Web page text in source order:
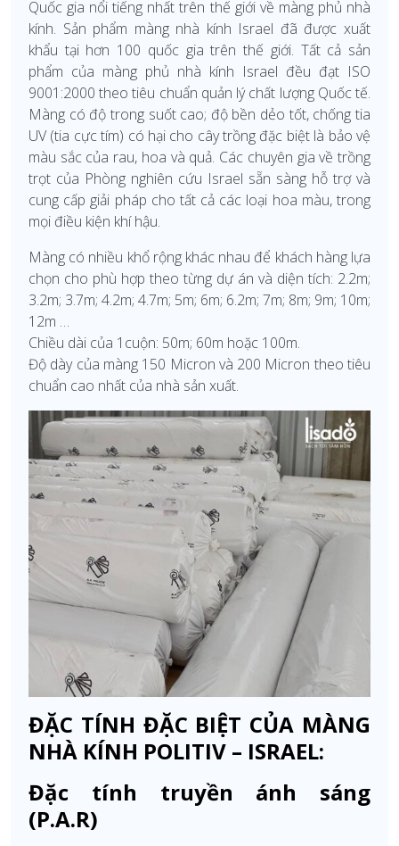
Quốc gia nổi tiếng nhất trên thế giới về màng phủ nhà
kính. Sản phẩm màng nhà kính Israel đã được xuất
khẩu tại hơn 100 quốc gia trên thế giới. Tất cả sản
phẩm của màng phủ nhà kính Israel đều đạt ISO
9001:2000 theo tiêu chuẩn quản lý chất lượng Quốc tế.
Màng có độ trong suốt cao; độ bền dẻo tốt, chống tia
UV (tia cực tím) có hại cho cây trồng đặc biệt là bảo vệ
màu sắc của rau, hoa và quả. Các chuyên gia về trồng
trọt của Phòng nghiên cứu Israel sẵn sàng hỗ trợ và
cung cấp giải pháp cho tất cả các loại hoa màu, trong
mọi điều kiện khí hậu.
Màng có nhiều khổ rộng khác nhau để khách hàng lựa
chọn cho phù hợp theo từng dự án và diện tích: 2.2m;
3.2m; 3.7m; 4.2m; 4.7m; 5m; 6m; 6.2m; 7m; 8m; 9m; 10m;
12m …
Chiều dài của 1cuộn: 50m; 60m hoặc 100m.
Độ dày của màng 150 Micron và 200 Micron theo tiêu
chuẩn cao nhất của nhà sản xuất.
ĐẶC TÍNH ĐẶC BIỆT CỦA MÀNG
NHÀ KÍNH POLITIV – ISRAEL:
Đặc tính truyền ánh sáng
(P.A.R)